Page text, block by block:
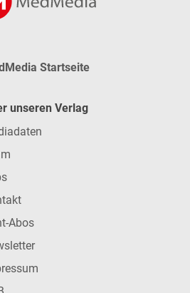
Startseite
unseren Verlag
Abos